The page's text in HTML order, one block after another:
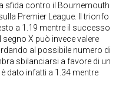
sfida contro il Bournemouth
Premier League. Il trionfo
a 1.19 mentre il successo
segno X può invece valere
al possibile numero di
sbilanciarsi a favore di un
dato infatti a 1.34 mentre